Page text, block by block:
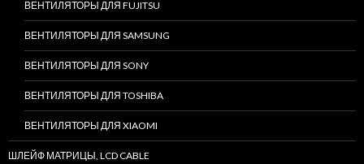
ВЕНТИЛЯТОРЫ ДЛЯ FUJITSU
ВЕНТИЛЯТОРЫ ДЛЯ SAMSUNG
ВЕНТИЛЯТОРЫ ДЛЯ SONY
ВЕНТИЛЯТОРЫ ДЛЯ TOSHIBA
ВЕНТИЛЯТОРЫ ДЛЯ XIAOMI
ШЛЕЙФ МАТРИЦЫ, LCD CABLE